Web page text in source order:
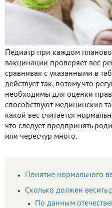
Педиатр при каждом
вакцинации проверяет вес
сравнивая с указанными в
действует так, потому что
необходимы для оценки
способствуют медицинские
какой вес считается
что следует предпринять
или чересчур много.
Понятие нормального
Сколько должен весить
По данным